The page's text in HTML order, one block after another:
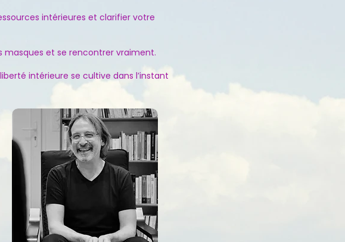
intérieures et clarifier votre
masques et se rencontrer vraiment.
intérieure se cultive dans l’instant